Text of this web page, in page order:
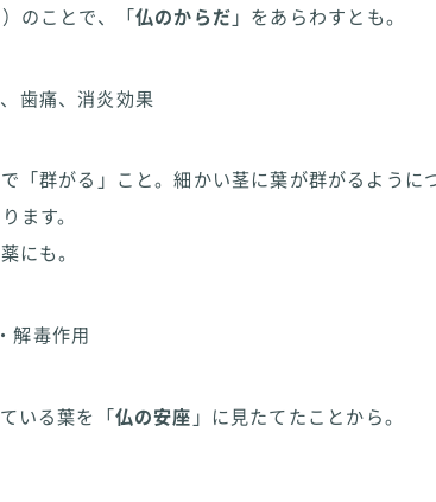
のことで、「仏のからだ 」をあらわすとも。
歯痛、消炎効果
「群がる」こと。細かい茎に葉が群がるように
ます。
にも。
解毒作用
いる葉を「仏の安座 」に見たてたことから。